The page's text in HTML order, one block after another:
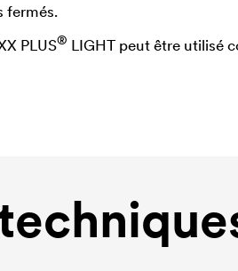
fermés.
PLUS® LIGHT peut être utilisé